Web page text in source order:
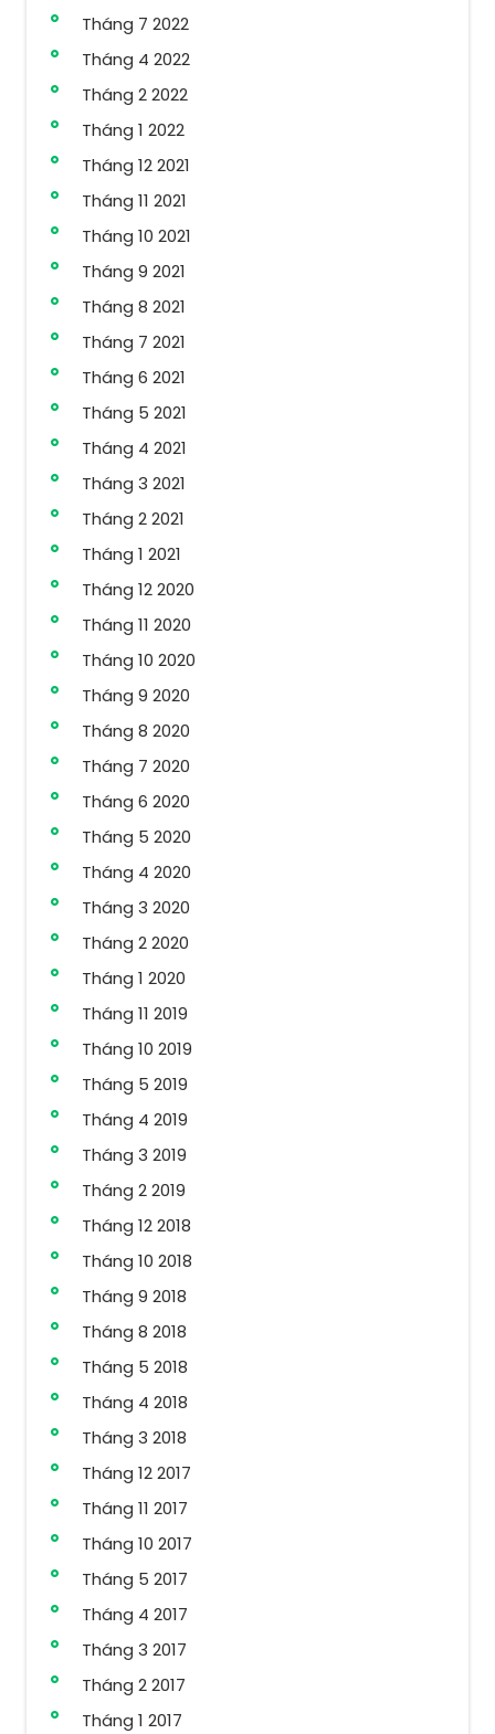
Tháng 7 2022
Tháng 4 2022
Tháng 2 2022
Tháng 1 2022
Tháng 12 2021
Tháng 11 2021
Tháng 10 2021
Tháng 9 2021
Tháng 8 2021
Tháng 7 2021
Tháng 6 2021
Tháng 5 2021
Tháng 4 2021
Tháng 3 2021
Tháng 2 2021
Tháng 1 2021
Tháng 12 2020
Tháng 11 2020
Tháng 10 2020
Tháng 9 2020
Tháng 8 2020
Tháng 7 2020
Tháng 6 2020
Tháng 5 2020
Tháng 4 2020
Tháng 3 2020
Tháng 2 2020
Tháng 1 2020
Tháng 11 2019
Tháng 10 2019
Tháng 5 2019
Tháng 4 2019
Tháng 3 2019
Tháng 2 2019
Tháng 12 2018
Tháng 10 2018
Tháng 9 2018
Tháng 8 2018
Tháng 5 2018
Tháng 4 2018
Tháng 3 2018
Tháng 12 2017
Tháng 11 2017
Tháng 10 2017
Tháng 5 2017
Tháng 4 2017
Tháng 3 2017
Tháng 2 2017
Tháng 1 2017